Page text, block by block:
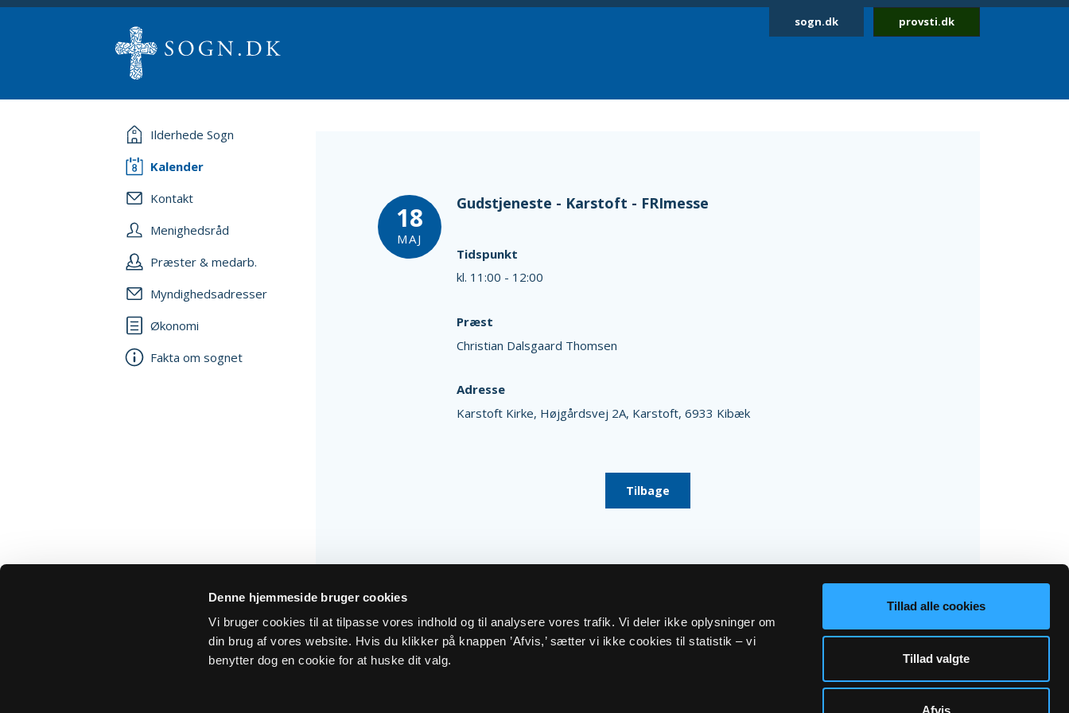
Denne hjemmeside bruger cookies
Vi bruger cookies til at tilpasse vores indhold og til analysere vores trafik. Vi deler ikke oplysninger om
din brug af vores website. Hvis du klikker på knappen ’Afvis,’ sætter vi ikke cookies til statistik – vi
benytter dog en cookie for at huske dit valg.
Tillad alle cookies
Tillad valgte
Afvis
sogn.dk provsti.dk
Ilderhede Sogn
Kalender
Kontakt
Menighedsråd
Præster & medarb.
Myndighedsadresser
Økonomi
Fakta om sognet
18
MAJ
Gudstjeneste - Karstoft - FRImesse
Tidspunkt
kl. 11:00 - 12:00
Præst
Christian Dalsgaard Thomsen
Adresse
Karstoft Kirke, Højgårdsvej 2A, Karstoft, 6933 Kibæk
Tilbage